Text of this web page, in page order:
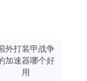
外打装甲战争
加速器哪个好
用